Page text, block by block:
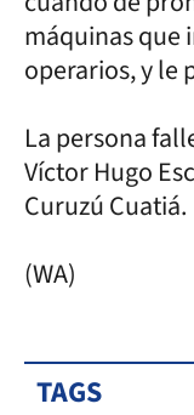
máquinas que
operarios, y le
La persona
Víctor Hugo
Curuzú Cuatiá.
(WA)
TAGS